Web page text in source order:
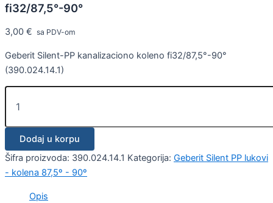
fi32/87,5°-90°
3,00 € sa PDV-om
Geberit Silent-PP kanalizaciono koleno fi32/87,5°-90°
(390.024.14.1)
Dodaj u korpu
Šifra proizvoda: 390.024.14.1 Kategorija: Geberit Silent PP lukovi
- kolena 87,5º - 90º
Opis